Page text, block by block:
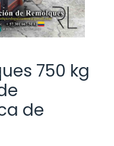
750 kg
de